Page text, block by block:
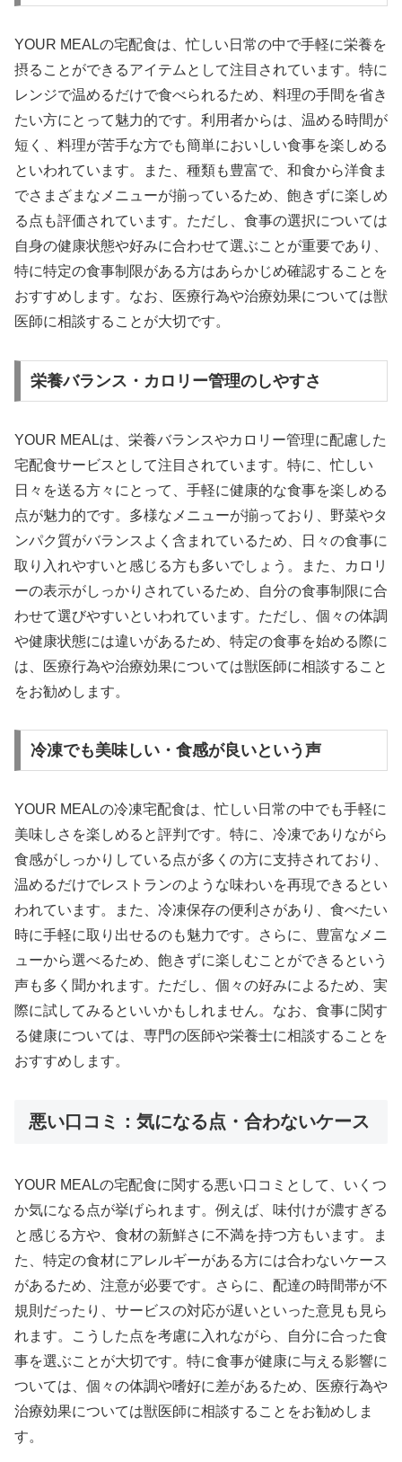
YOUR MEALの宅配食は、忙しい日常の中で手軽に栄養を
摂ることができるアイテムとして注目されています。特に
レンジで温めるだけで食べられるため、料理の手間を省き
たい方にとって魅力的です。利用者からは、温める時間が
短く、料理が苦手な方でも簡単においしい食事を楽しめる
といわれています。また、種類も豊富で、和食から洋食ま
でさまざまなメニューが揃っているため、飽きずに楽しめ
る点も評価されています。ただし、食事の選択については
自身の健康状態や好みに合わせて選ぶことが重要であり、
特に特定の食事制限がある方はあらかじめ確認することを
おすすめします。なお、医療行為や治療効果については獣
医師に相談することが大切です。
栄養バランス・カロリー管理のしやすさ
YOUR MEALは、栄養バランスやカロリー管理に配慮した
宅配食サービスとして注目されています。特に、忙しい
日々を送る方々にとって、手軽に健康的な食事を楽しめる
点が魅力的です。多様なメニューが揃っており、野菜やタ
ンパク質がバランスよく含まれているため、日々の食事に
取り入れやすいと感じる方も多いでしょう。また、カロリ
ーの表示がしっかりされているため、自分の食事制限に合
わせて選びやすいといわれています。ただし、個々の体調
や健康状態には違いがあるため、特定の食事を始める際に
は、医療行為や治療効果については獣医師に相談すること
をお勧めします。
冷凍でも美味しい・食感が良いという声
YOUR MEALの冷凍宅配食は、忙しい日常の中でも手軽に
美味しさを楽しめると評判です。特に、冷凍でありながら
食感がしっかりしている点が多くの方に支持されており、
温めるだけでレストランのような味わいを再現できるとい
われています。また、冷凍保存の便利さがあり、食べたい
時に手軽に取り出せるのも魅力です。さらに、豊富なメニ
ューから選べるため、飽きずに楽しむことができるという
声も多く聞かれます。ただし、個々の好みによるため、実
際に試してみるといいかもしれません。なお、食事に関す
る健康については、専門の医師や栄養士に相談することを
おすすめします。
悪い口コミ：気になる点・合わないケース
YOUR MEALの宅配食に関する悪い口コミとして、いくつ
か気になる点が挙げられます。例えば、味付けが濃すぎる
と感じる方や、食材の新鮮さに不満を持つ方もいます。ま
た、特定の食材にアレルギーがある方には合わないケース
があるため、注意が必要です。さらに、配達の時間帯が不
規則だったり、サービスの対応が遅いといった意見も見ら
れます。こうした点を考慮に入れながら、自分に合った食
事を選ぶことが大切です。特に食事が健康に与える影響に
ついては、個々の体調や嗜好に差があるため、医療行為や
治療効果については獣医師に相談することをお勧めしま
す。